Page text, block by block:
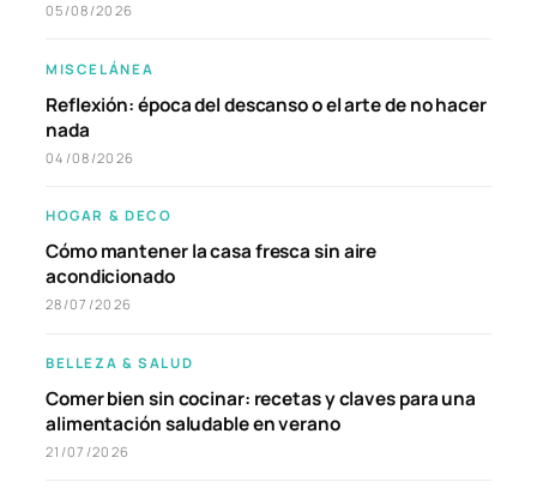
05/08/2026
MISCELÁNEA
Reflexión: época del descanso o el arte de no hacer
nada
04/08/2026
HOGAR & DECO
Cómo mantener la casa fresca sin aire
acondicionado
28/07/2026
BELLEZA & SALUD
Comer bien sin cocinar: recetas y claves para una
alimentación saludable en verano
21/07/2026